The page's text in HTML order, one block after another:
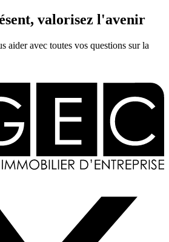
valorisez l'avenir
aider avec toutes vos questions sur la